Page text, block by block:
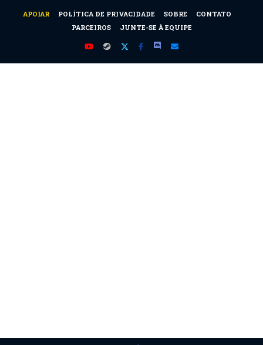
APOIAR POLÍTICA DE PRIVACIDADE SOBRE
CONTATO
PARCEIROS
JUNTE-SE À EQUIPE